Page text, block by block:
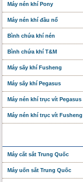
Máy nén khí Pony
Máy nén khí đầu nổ
Bình chứa khí nén
Bình chứa khí T&M
Máy sấy khí Fusheng
Máy sấy khí Pegasus
Máy nén khí trục vít Pegasus
Máy nén khí trục vít Fusheng
Máy cắt sắt Trung Quốc
Máy uốn sắt Trung Quốc